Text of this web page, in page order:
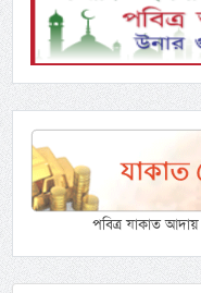
পবিত্র যাকাত